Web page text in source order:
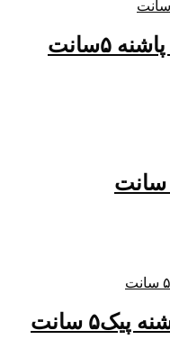
۵سانت
سانت